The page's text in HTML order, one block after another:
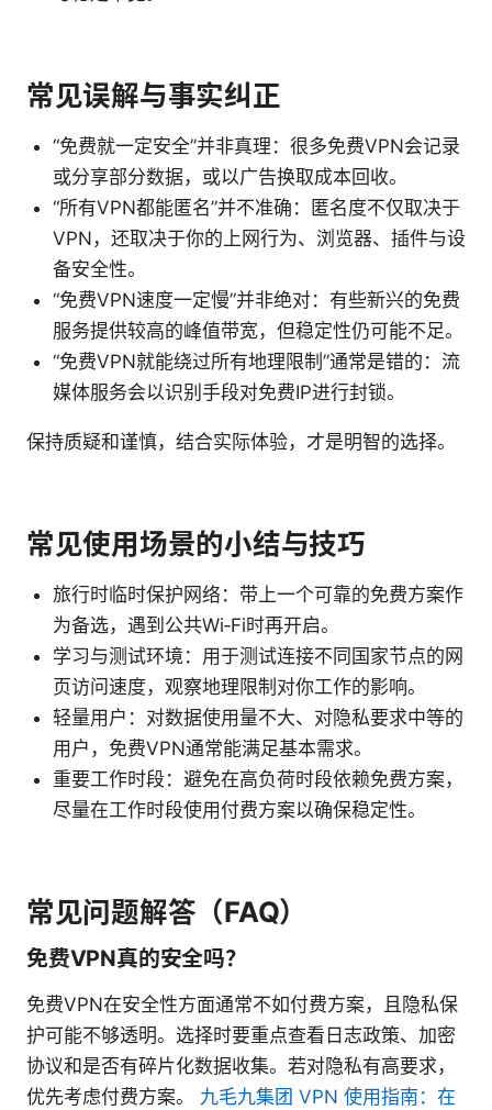
常见误解与事实纠正
“免费就一定安全”并非真理：很多免费VPN会记录
或分享部分数据，或以广告换取成本回收。
“所有VPN都能匿名”并不准确：匿名度不仅取决于
VPN，还取决于你的上网行为、浏览器、插件与设
备安全性。
“免费VPN速度一定慢”并非绝对：有些新兴的免费
服务提供较高的峰值带宽，但稳定性仍可能不足。
“免费VPN就能绕过所有地理限制”通常是错的：流
媒体服务会以识别手段对免费IP进行封锁。
保持质疑和谨慎，结合实际体验，才是明智的选择。
常见使用场景的小结与技巧
旅行时临时保护网络：带上一个可靠的免费方案作
为备选，遇到公共Wi‑Fi时再开启。
学习与测试环境：用于测试连接不同国家节点的网
页访问速度，观察地理限制对你工作的影响。
轻量用户：对数据使用量不大、对隐私要求中等的
用户，免费VPN通常能满足基本需求。
重要工作时段：避免在高负荷时段依赖免费方案，
尽量在工作时段使用付费方案以确保稳定性。
常见问题解答（FAQ）
免费VPN真的安全吗？
免费VPN在安全性方面通常不如付费方案，且隐私保
护可能不够透明。选择时要重点查看日志政策、加密
协议和是否有碎片化数据收集。若对隐私有高要求，
优先考虑付费方案。 九毛九集团 VPN 使用指南：在